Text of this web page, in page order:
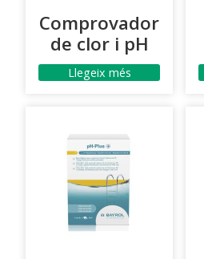
Comprovador
de clor i pH
Llegeix més